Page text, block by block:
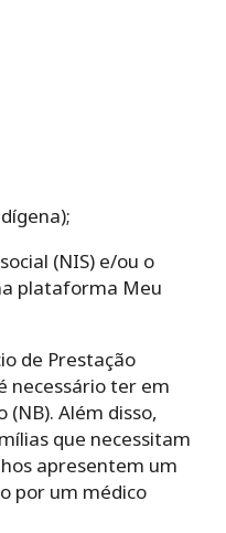
(NIS) e/ou o
plataforma Meu
de Prestação
necessário ter em
Além disso,
que necessitam
apresentem um
por um médico